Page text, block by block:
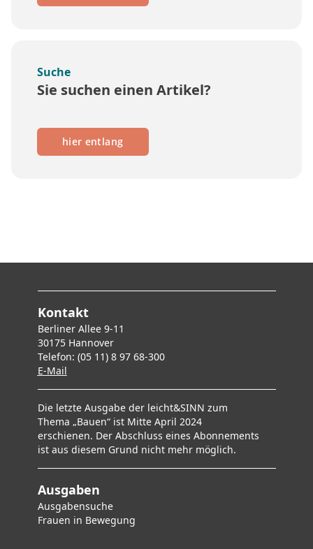
Suche
Sie suchen einen Artikel?
hier entlang
Kontakt
Berliner Allee 9-11
30175 Hannover
Telefon: (05 11) 8 97 68-300
E-Mail
Die letzte Ausgabe der leicht&SINN zum
Thema „Bauen“ ist Mitte April 2024
erschienen. Der Abschluss eines Abonnements
ist aus diesem Grund nicht mehr möglich.
Ausgaben
Ausgabensuche
Frauen in Bewegung